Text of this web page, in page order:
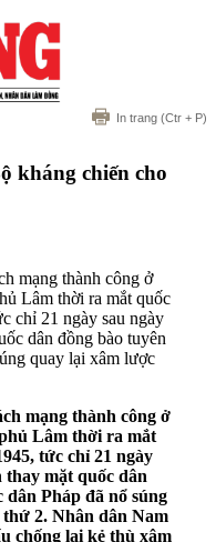
In trang (Ctr + P)
kháng chiến cho
mạng thành công ở
Lâm thời ra mắt quốc
chỉ 21 ngày sau ngày
dân đồng bào tuyên
quay lại xâm lược
mạng thành công ở
Lâm thời ra mắt
tức chỉ 21 ngày
mặt quốc dân
dân Pháp đã nổ súng
2. Nhân dân Nam
chống lại kẻ thù xâm